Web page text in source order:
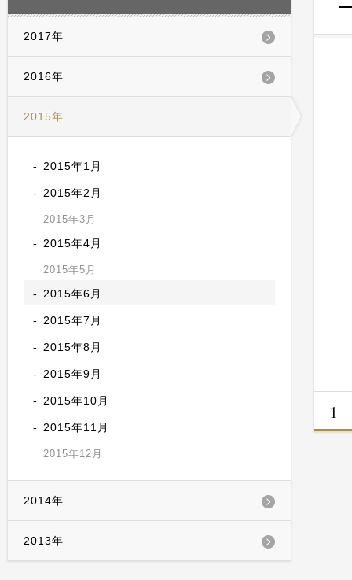
1
2017年
2016年
2015年
2015年1月
2015年2月
2015年3月
2015年4月
2015年5月
2015年6月
2015年7月
2015年8月
2015年9月
2015年10月
2015年11月
2015年12月
2014年
2013年